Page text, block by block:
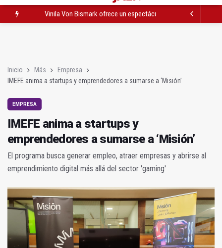
Vinila Von Bismark ofrece un espectáculo "rompedor" en el
Inicio Más
Empresa
IMEFE anima a startups y emprendedores a sumarse a ‘Misión’
EMPRESA
IMEFE anima a startups y
emprendedores a sumarse a ‘Misión’
El programa busca generar empleo, atraer empresas y abrirse al
emprendimiento digital más allá del sector 'gaming'